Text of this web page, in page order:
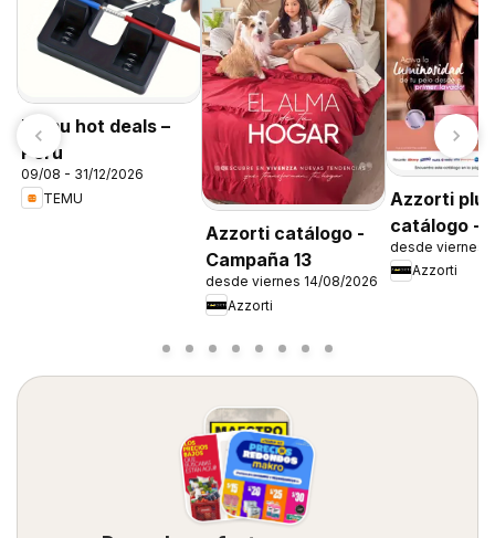
Temu hot deals –
Peru
09/08 - 31/12/2026
TEMU
Azzorti catálogo -
Campaña 13
desde viernes 14/08/2026
Azzorti
Azzorti plus
catálogo -
Campaña
desde viernes
Azzorti